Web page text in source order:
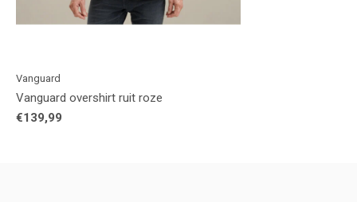
Vanguard
Vanguard overshirt ruit roze
€139,99